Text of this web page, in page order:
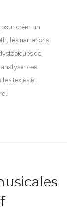
créer un
les narrations
de
analyser ces
les textes et